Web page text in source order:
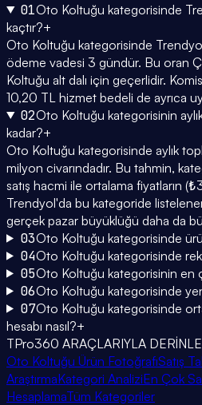
01Oto Koltuğu kategorisinde
kaçtır?+
Oto Koltuğu kategorisinde
ödeme vadesi 3 gündür. Bu oran
Koltuğu alt dalı için geçerlidir.
10,20 TL hizmet bedeli de ayrıca
02Oto Koltuğu kategorisinin
kadar?+
Oto Koltuğu kategorisinde aylık
milyon civarındadır. Bu tahmin,
satış hacmi ile ortalama fiyatların
Trendyol'da bu kategoride
gerçek pazar büyüklüğü daha da
03Oto Koltuğu kategorisinde
04Oto Koltuğu kategorisinde
05Oto Koltuğu kategorisinin en
06Oto Koltuğu kategorisinde
07Oto Koltuğu kategorisinde
hesabı nasıl?+
TPro360 ARAÇLARIYLA
Oto Koltuğu Ürün FotoğrafıSatış
AraştırmaKategori AnaliziEn Çok
HesaplamaTüm Kategoriler